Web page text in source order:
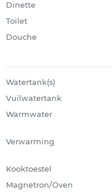
Dinette
Toilet
Douche
Watertank(s)
Vuilwatertank
Warmwater
Verwarming
Kooktoestel
Magnetron/Oven